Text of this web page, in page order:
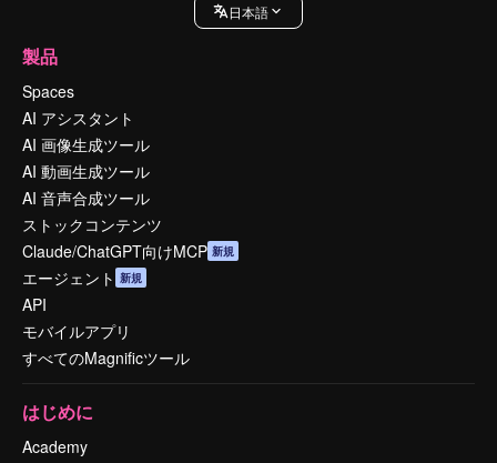
日本語
製品
Spaces
AI アシスタント
AI 画像生成ツール
AI 動画生成ツール
AI 音声合成ツール
ストックコンテンツ
Claude/ChatGPT向けMCP 新規
エージェント 新規
API
モバイルアプリ
すべてのMagnificツール
はじめに
Academy